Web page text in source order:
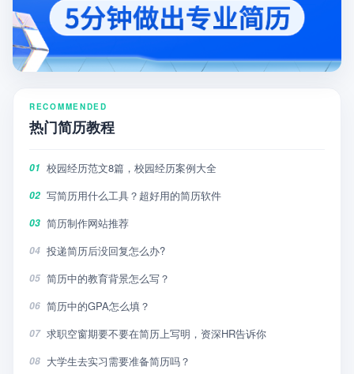
RECOMMENDED
热门简历教程
01 校园经历范文8篇，校园经历案例大全
02 写简历用什么工具？超好用的简历软件
03 简历制作网站推荐
04 投递简历后没回复怎么办?
05 简历中的教育背景怎么写？
06 简历中的GPA怎么填？
07 求职空窗期要不要在简历上写明，资深HR告诉你
08 大学生去实习需要准备简历吗？